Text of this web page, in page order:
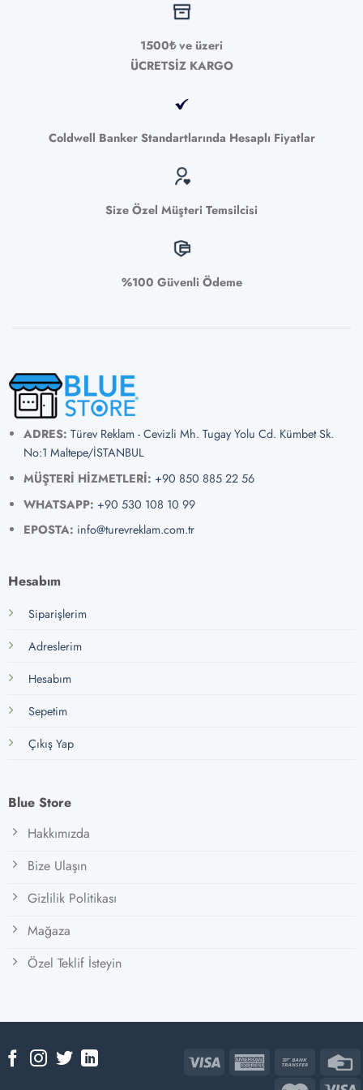
1500₺ ve üzeri
ÜCRETSİZ KARGO
Coldwell Banker Standartlarında Hesaplı Fiyatlar
Size Özel Müşteri Temsilcisi
%100 Güvenli Ödeme
ADRES: Türev Reklam - Cevizli Mh. Tugay Yolu Cd. Kümbet Sk.
No:1 Maltepe/İSTANBUL
MÜŞTERİ HİZMETLERİ: +90 850 885 22 56
WHATSAPP: +90 530 108 10 99
EPOSTA: info@turevreklam.com.tr
Hesabım
Siparişlerim
Adreslerim
Hesabım
Sepetim
Çıkış Yap
Blue Store
Hakkımızda
Bize Ulaşın
Gizlilik Politikası
Mağaza
Özel Teklif İsteyin